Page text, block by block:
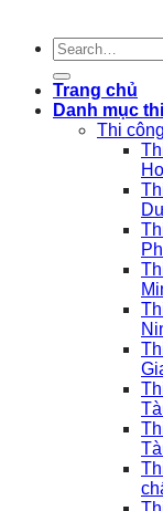
Trang chủ
Danh mục
Thi